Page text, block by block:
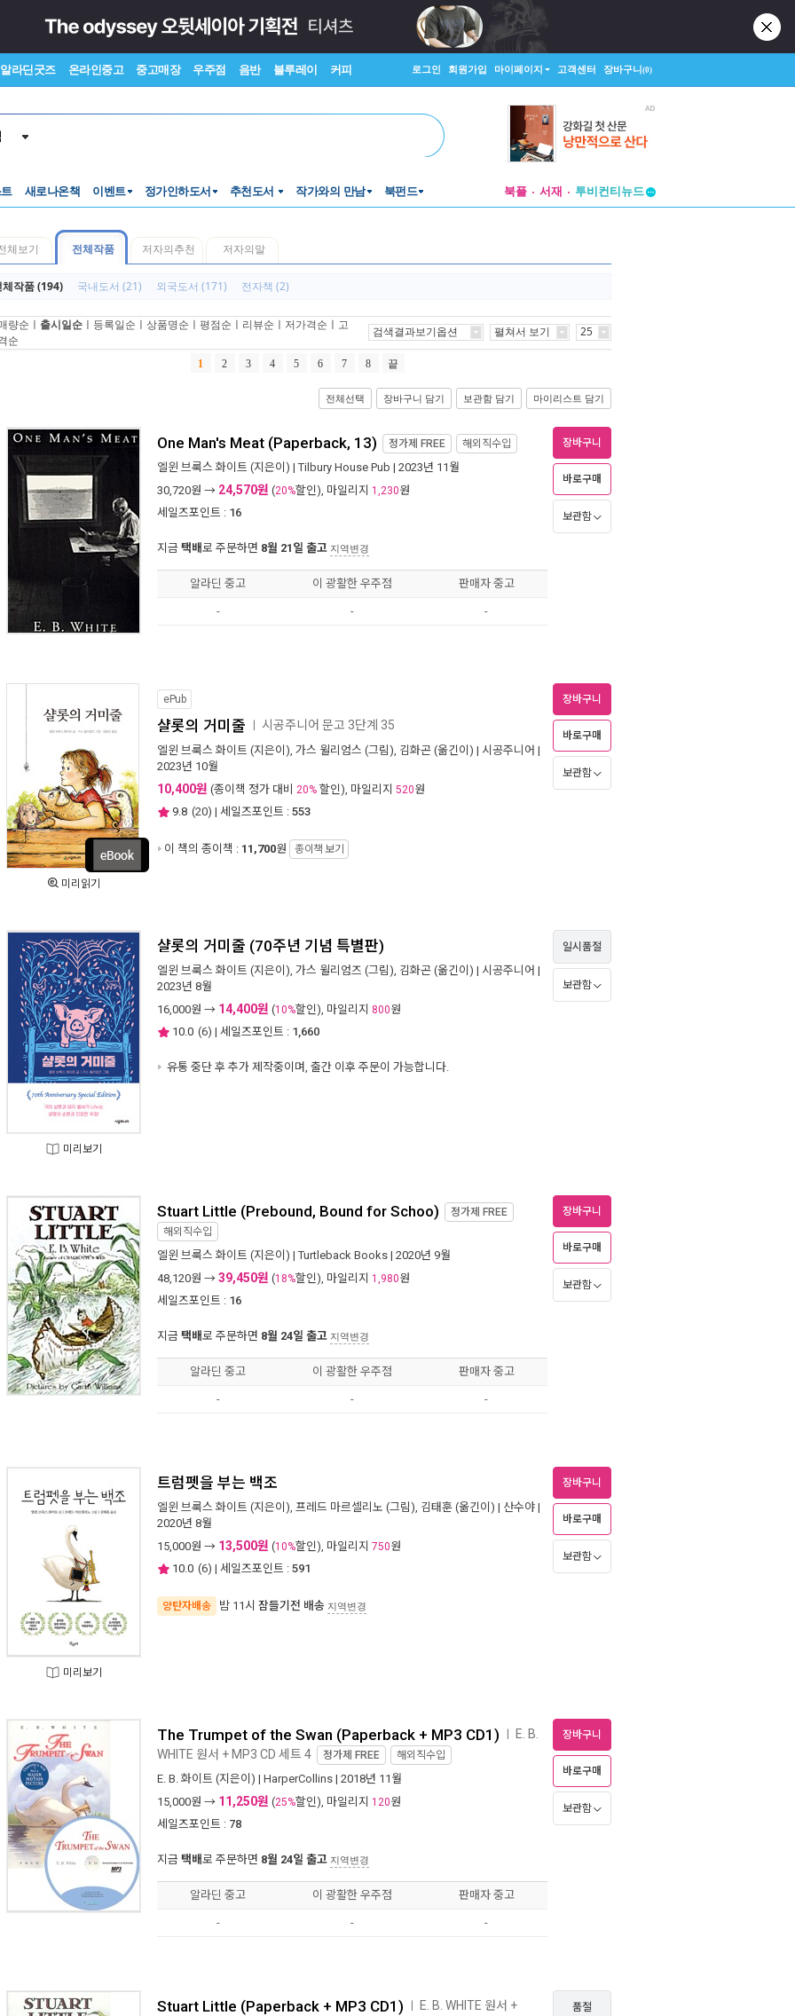
알라딘굿즈 온라인중고 중고매장 우주점 음반 블루레이 커피 로그인 회원가입 마이페이지 고객센터 장바구니(0)
새로나온책 이벤트 정가인하도서 추천도서 작가와의 만남 북펀드 북플 서재
창작플랫폼
체보기 전체작품 저자의추천 저자의말
체작품 (194) 국내도서 (21) 외국도서 (171) 전자책 (2)
량순 ㅣ 출시일순 ㅣ 등록일순 ㅣ 상품명순 ㅣ 평점순 ㅣ 리뷰순 ㅣ 저가격순 ㅣ 고
순
검색결과보기옵션 펼쳐서 보기 25
1 2 3 4 5 6 7 8 끝
전체선택 장바구니 담기 보관함 담기 마이리스트 담기
One Man's Meat (Paperback, 13) 정가제 FREE 해외직수입
엘윈 브룩스 화이트 (지은이) |Tilbury House Pub | 2023년 11월
30,720원 → 24,570원 (20%할인), 마일리지 1,230원
세일즈포인트 : 16
지금 택배로 주문하면 8월 21일 출고 지역변경
장바구니
바로구매
보관함
알라딘 중고 이 광활한 우주점 판매자 중고
- - -
미리읽기
ePub
샬롯의 거미줄 시공주니어 문고 3단계 35
엘윈 브룩스 화이트 (지은이), 가스 윌리엄스 (그림), 김화곤 (옮긴이) | 시공주니어 |
2023년 10월
10,400원 (종이책 정가 대비 20% 할인), 마일리지 520원
9.8 (20) | 세일즈포인트 : 553
이 책의 종이책 : 11,700원 종이책 보기
장바구니
바로구매
보관함
미리보기
샬롯의 거미줄 (70주년 기념 특별판)
엘윈 브룩스 화이트 (지은이), 가스 윌리엄즈 (그림), 김화곤 (옮긴이) | 시공주니어 |
2023년 8월
16,000원 → 14,400원 (10%할인), 마일리지 800원
10.0 (6) | 세일즈포인트 : 1,660
유통 중단 후 추가 제작중이며, 출간 이후 주문이 가능합니다.
일시품절
보관함
Stuart Little (Prebound, Bound for Schoo) 정가제 FREE
해외직수입
엘윈 브룩스 화이트 (지은이) |Turtleback Books | 2020년 9월
48,120원 → 39,450원 (18%할인), 마일리지 1,980원
세일즈포인트 : 16
지금 택배로 주문하면 8월 24일 출고 지역변경
장바구니
바로구매
보관함
알라딘 중고 이 광활한 우주점 판매자 중고
- - -
미리보기
트럼펫을 부는 백조
엘윈 브룩스 화이트 (지은이), 프레드 마르셀리노 (그림), 김태훈 (옮긴이) | 산수야 |
2020년 8월
15,000원 → 13,500원 (10%할인), 마일리지 750원
10.0 (6) | 세일즈포인트 : 591
양탄자배송 밤 11시 잠들기전 배송 지역변경
장바구니
바로구매
보관함
The Trumpet of the Swan (Paperback + MP3 CD1) E. B.
WHITE 원서 + MP3 CD 세트 4 정가제 FREE 해외직수입
E. B. 화이트 (지은이) | HarperCollins | 2018년 11월
15,000원 → 11,250원 (25%할인), 마일리지 120원
세일즈포인트 : 78
지금 택배로 주문하면 8월 24일 출고 지역변경
장바구니
바로구매
보관함
알라딘 중고 이 광활한 우주점 판매자 중고
- - -
Stuart Little (Paperback + MP3 CD1) E. B. WHITE 원서 + 품절